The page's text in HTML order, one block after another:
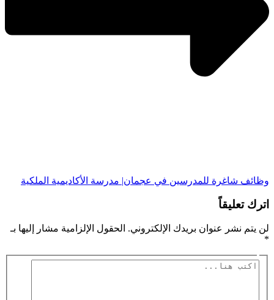
وظائف شاغرة للمدرسين في عجمان| مدرسة الأكاديمية الملكية
اترك تعليقاً
لن يتم نشر عنوان بريدك الإلكتروني. الحقول الإلزامية مشار إليها بـ
*
اكتب